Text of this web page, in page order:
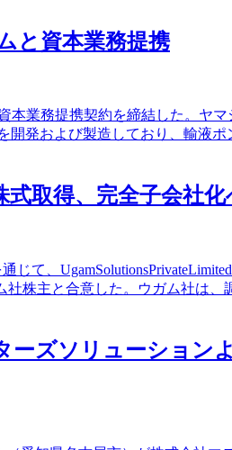
と資本業務提携
業務提携契約を締結した。ヤ
発および製造しており、輸液
式取得、完全子会社化
て、
株主と合意した。ウガム社は
ーズソリューション